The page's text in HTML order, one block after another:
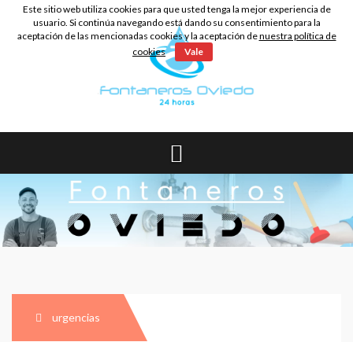
content
urgencias
Este sitio web utiliza cookies para que usted tenga la mejor experiencia de
usuario. Si continúa navegando está dando su consentimiento para la
aceptación de las mencionadas cookies y la aceptación denuestra política de
cookies
Vale